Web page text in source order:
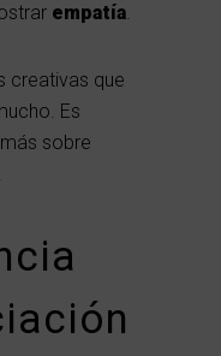
empatía.
creativas que
Es
sobre